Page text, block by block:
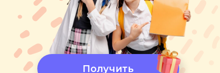
А также юридическая поддержка
Лиги Семейного Образования в
любых вопросах со школой и УО!